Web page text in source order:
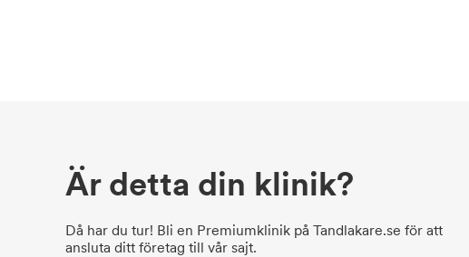
Är detta din klinik?
Då har du tur! Bli en Premiumklinik på Tandlakare.se för att
ansluta ditt företag till vår sajt.